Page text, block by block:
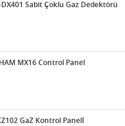
DX401 Sabit Çoklu Gaz Dedektörü
MX16 Control Panel
GaZ Kontrol Panelİ